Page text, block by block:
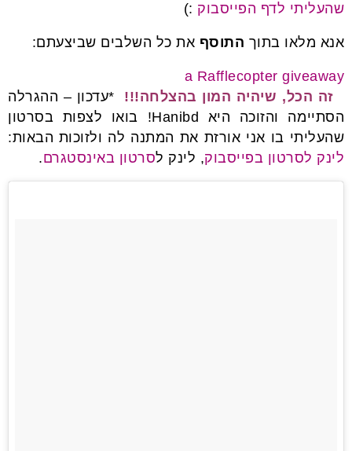
שהעליתי לדף הפייסבוק :)
אנא מלאו בתוך התוסף את כל השלבים שביצעתם:
a Rafflecopter giveaway
זה הכל, שיהיה המון בהצלחה!!!
*עדכון – ההגרלה
הסתיימה והזוכה היא Hanibd! בואו לצפות בסרטון
שהעליתי בו אני אורזת את המתנה לה ולזוכות הבאות:
לינק לסרטון בפייסבוק, לינק לסרטון באינסטגרם.